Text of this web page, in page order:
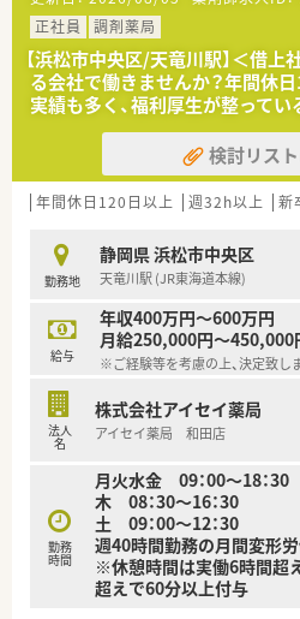
の範囲で決定され、毎年の昇給
■年間休日は123日確保されて
末年始に長期連休を取得できる
す。
■借上社宅制度やインフルエン
が用意されており生活面でのサ
【職場環境と雰囲気】
■優しくふんわりとした雰囲気
■中途入社者の多くが職場の雰
ており、人材定着率は97パーセ
■自動監査システムや自動混注
ており、業務負担を軽減し服薬
正社員
調剤薬局
【浜松市中央区/天竜川駅】＜借
る会社で働きませんか？年間休
実績も多く、福利厚生が整って
検討リス
年間休日120日以上 週32h以上 新
勤務地
静岡県 浜松市中央区
天竜川駅 (JR東海道本線)
給与
年収400万円～600万円
月給250,000円～450,000
※ご経験等を考慮の上、決定致し
法人
名
株式会社アイセイ薬局
アイセイ薬局 和田店
勤務
時間
月火水金 09：00～18：30
木 08：30～16：30
土 09：00～12：30
週40時間勤務の月間変形
※休憩時間は実働6時間超
超えで60分以上付与